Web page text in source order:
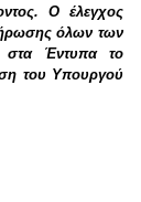
Ο έλεγχος
όλων των
στα Έντυπα το
του Υπουργού